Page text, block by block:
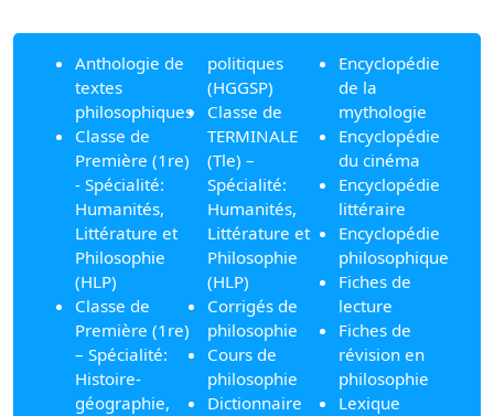
Anthologie de
textes
philosophiques
Classe de
Première (1re)
- Spécialité:
Humanités,
Littérature et
Philosophie
(HLP)
Classe de
Première (1re)
– Spécialité:
Histoire-
géographie,
politiques
(HGGSP)
Classe de
TERMINALE
(Tle) –
Spécialité:
Humanités,
Littérature et
Philosophie
(HLP)
Corrigés de
philosophie
Cours de
philosophie
Dictionnaire
Encyclopédie
de la
mythologie
Encyclopédie
du cinéma
Encyclopédie
littéraire
Encyclopédie
philosophique
Fiches de
lecture
Fiches de
révision en
philosophie
Lexique